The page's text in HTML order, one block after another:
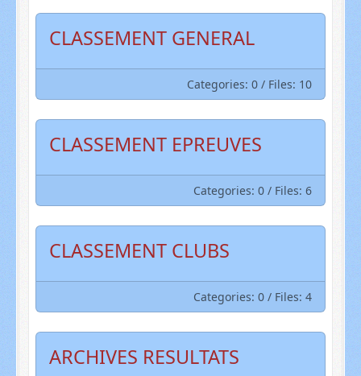
CLASSEMENT GENERAL
Categories: 0 / Files: 10
CLASSEMENT EPREUVES
Categories: 0 / Files: 6
CLASSEMENT CLUBS
Categories: 0 / Files: 4
ARCHIVES RESULTATS